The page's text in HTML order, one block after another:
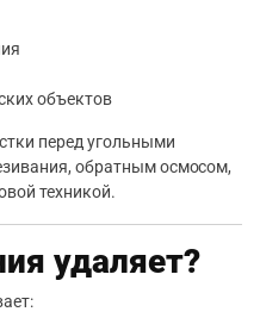
объектов
перед угольными
обратным осмосом,
техникой.
удаляет?